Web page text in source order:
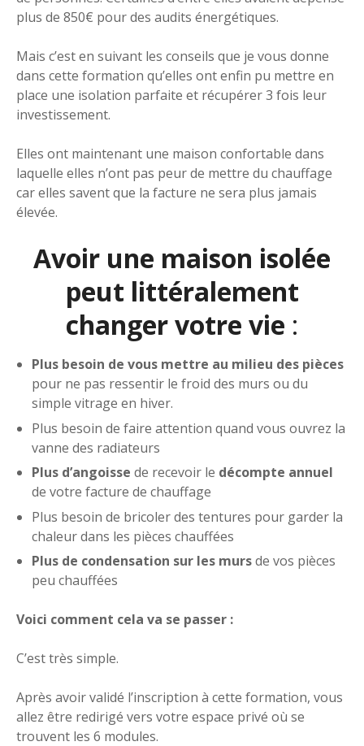
plus de 850€ pour des audits énergétiques.
Mais c’est en suivant les conseils que je vous donne
dans cette formation qu’elles ont enfin pu mettre en
place une isolation parfaite et récupérer 3 fois leur
investissement.
Elles ont maintenant une maison confortable dans
laquelle elles n’ont pas peur de mettre du chauffage
car elles savent que la facture ne sera plus jamais
élevée.
Avoir une maison isolée
peut littéralement
changer votre vie :
Plus besoin de vous mettre au milieu des pièces
pour ne pas ressentir le froid des murs ou du
simple vitrage en hiver.
Plus besoin de faire attention quand vous ouvrez la
vanne des radiateurs
Plus d’angoisse de recevoir le décompte annuel
de votre facture de chauffage
Plus besoin de bricoler des tentures pour garder la
chaleur dans les pièces chauffées
Plus de condensation sur les mursde vos pièces
peu chauffées
Voici comment cela va se passer :
C’est très simple.
Après avoir validé l’inscription à cette formation, vous
allez être redirigé vers votre espace privé où se
trouvent les 6 modules.